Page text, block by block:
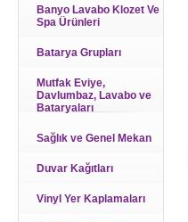
Banyo Lavabo Klozet Ve
Spa Ürünleri
Batarya Grupları
Mutfak Eviye,
Davlumbaz, Lavabo ve
Bataryaları
Sağlık ve Genel Mekan
Duvar Kağıtları
Vinyl Yer Kaplamaları